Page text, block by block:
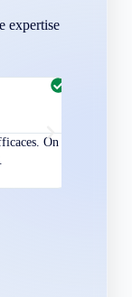
expertise
On